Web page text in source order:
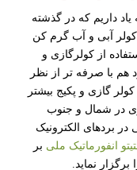
یاد داریم که در گذشته
کولر آبی و آب گرم کن
از کولرگازی و
هم با صرفه تر از نظر
گازی و پکیج بیشتر
در شمال و جنوب
بردهای الکترونیک
انفورماتیک ملی بر
برگزار نماید.